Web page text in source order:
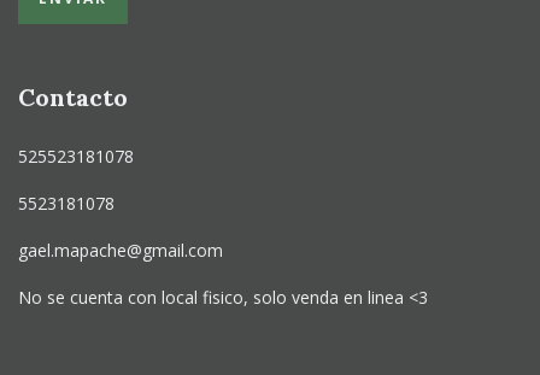
Contacto
525523181078
5523181078
gael.mapache@gmail.com
No se cuenta con local fisico, solo venda en linea <3